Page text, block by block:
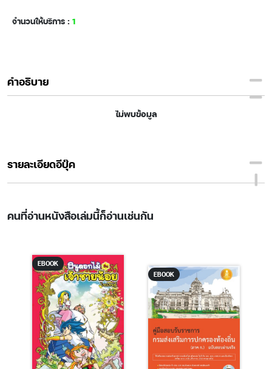
จำนวนให้บริการ : 1
คำอธิบาย
ไม่พบข้อมูล
รายละเอียดอีบุ๊ค
คนที่อ่านหนังสือเล่มนี้ก็อ่านเช่นกัน
EBOOK
EBOOK